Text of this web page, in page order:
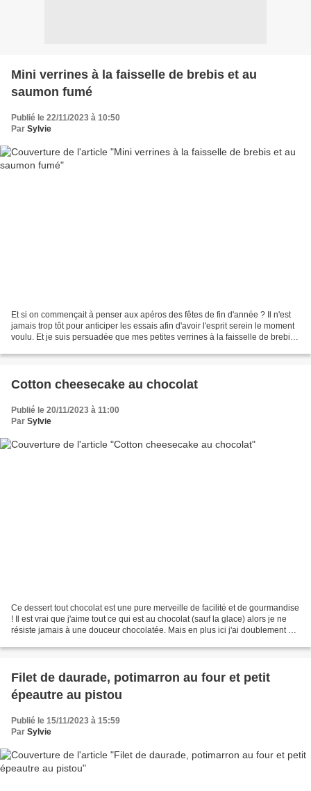
Mini verrines à la faisselle de brebis et au
saumon fumé
Publié le 22/11/2023 à 10:50
Par Sylvie
Et si on commençait à penser aux apéros des fêtes de fin d'année ? Il n'est
jamais trop tôt pour anticiper les essais afin d'avoir l'esprit serein le moment
voulu. Et je suis persuadée que mes petites verrines à la faisselle de brebis
Cotton cheesecake au chocolat
Publié le 20/11/2023 à 11:00
Par Sylvie
Ce dessert tout chocolat est une pure merveille de facilité et de gourmandise
! Il est vrai que j'aime tout ce qui est au chocolat (sauf la glace) alors je ne
résiste jamais à une douceur chocolatée. Mais en plus ici j'ai doublement été
Filet de daurade, potimarron au four et petit
épeautre au pistou
Publié le 15/11/2023 à 15:59
Par Sylvie